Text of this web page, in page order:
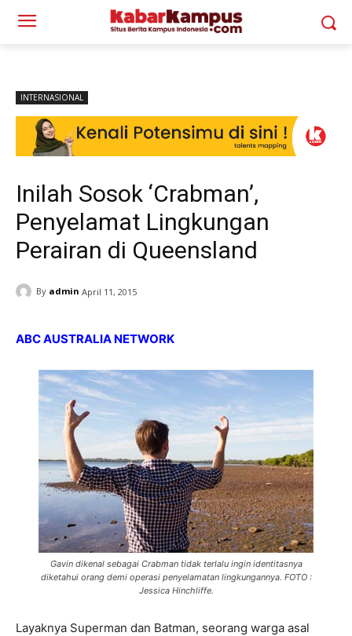
INTERNASIONAL
Inilah Sosok ‘Crabman’,
Penyelamat Lingkungan
Perairan di Queensland
By admin April 11, 2015
ABC AUSTRALIA NETWORK
Gavin dikenal sebagai Crabman tidak terlalu ingin identitasnya
diketahui orang demi operasi penyelamatan lingkungannya. FOTO :
Jessica Hinchliffe.
Layaknya Superman dan Batman, seorang warga asal